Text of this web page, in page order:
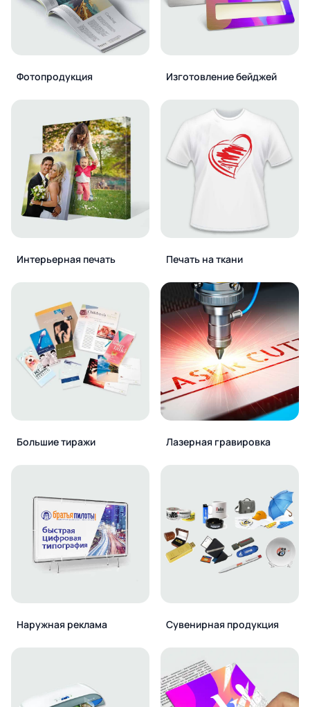
Фотопродукция Изготовление бейджей
Интерьерная печать Печать на ткани
Большие тиражи Лазерная гравировка
Наружная реклама Сувенирная продукция